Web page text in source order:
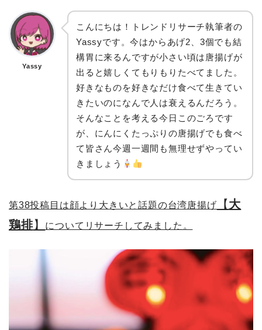
Yassy
こんにちは！トレンドリサーチ執筆者の
Yassyです。今はからあげ2、3個でも結
構胃に来るんですが小さい頃は唐揚げが
出ると嬉しくてもりもりたべてました。
好きなものを好きなだけ食べて生きてい
きたいのになんで人は衰えるんだろう。
そんなことを考える今日このごろです
が、にんにくたっぷりの唐揚げでも食べ
て皆さん今週一週間も無理せずやってい
きましょう
第38投稿目は顔より大きいと話題の台湾唐揚げ 【大
鶏排】 についてリサーチしてみました。